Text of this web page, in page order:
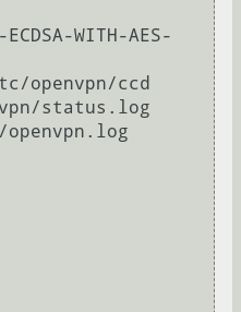
WITH-AES-
ccd
status.log